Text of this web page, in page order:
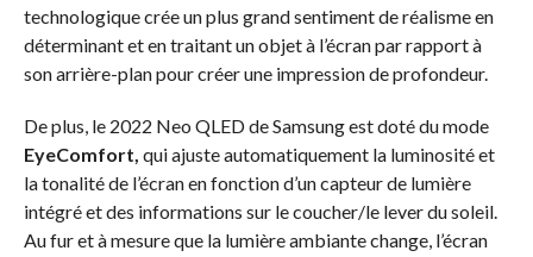
technologique crée un plus grand sentiment de réalisme en
déterminant et en traitant un objet à l’écran par rapport à
son arrière-plan pour créer une impression de profondeur.
De plus, le 2022 Neo QLED de Samsung est doté du mode
EyeComfort, qui ajuste automatiquement la luminosité et
la tonalité de l’écran en fonction d’un capteur de lumière
intégré et des informations sur le coucher/le lever du soleil.
Au fur et à mesure que la lumière ambiante change, l’écran